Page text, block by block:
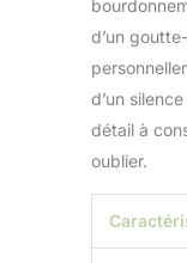
d’un
d’un
détail à
oublier.